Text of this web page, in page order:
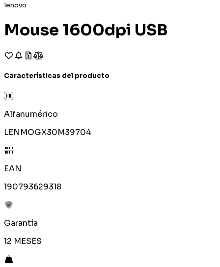
lenovo
Mouse 1600dpi USB
Características del producto
Alfanumérico
LENMOGX30M39704
EAN
190793629318
Garantía
12 MESES